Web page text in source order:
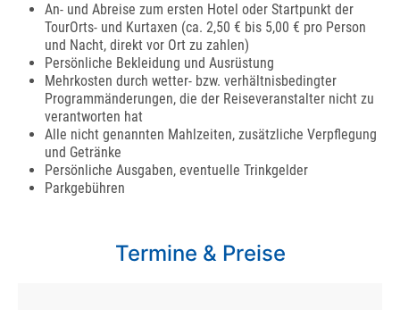
An- und Abreise zum ersten Hotel oder Startpunkt der
TourOrts- und Kurtaxen (ca. 2,50 € bis 5,00 € pro Person
und Nacht, direkt vor Ort zu zahlen)
Persönliche Bekleidung und Ausrüstung
Mehrkosten durch wetter- bzw. verhältnisbedingter
Programmänderungen, die der Reiseveranstalter nicht zu
verantworten hat
Alle nicht genannten Mahlzeiten, zusätzliche Verpflegung
und Getränke
Persönliche Ausgaben, eventuelle Trinkgelder
Parkgebühren
Termine & Preise